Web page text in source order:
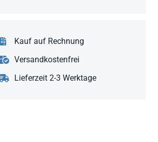
Kauf auf Rechnung
Versandkostenfrei
Lieferzeit 2-3 Werktage